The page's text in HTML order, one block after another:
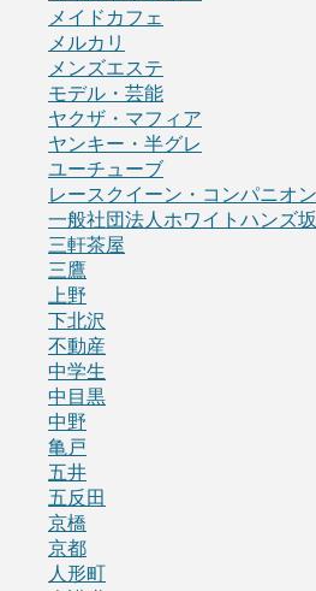
メイドカフェ
メルカリ
メンズエステ
モデル・芸能
ヤクザ・マフィア
ヤンキー・半グレ
ユーチューブ
レースクイーン・コンパニオ
一般社団法人ホワイトハンズ
三軒茶屋
三鷹
上野
下北沢
不動産
中学生
中目黒
中野
亀戸
五井
五反田
京橋
京都
人形町